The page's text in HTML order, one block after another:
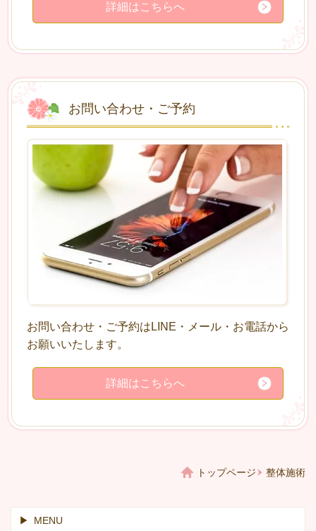
詳細はこちらへ
お問い合わせ・ご予約
お問い合わせ・ご予約はLINE・メール・お電話から
お願いいたします。
詳細はこちらへ
トップページ 整体施術
MENU